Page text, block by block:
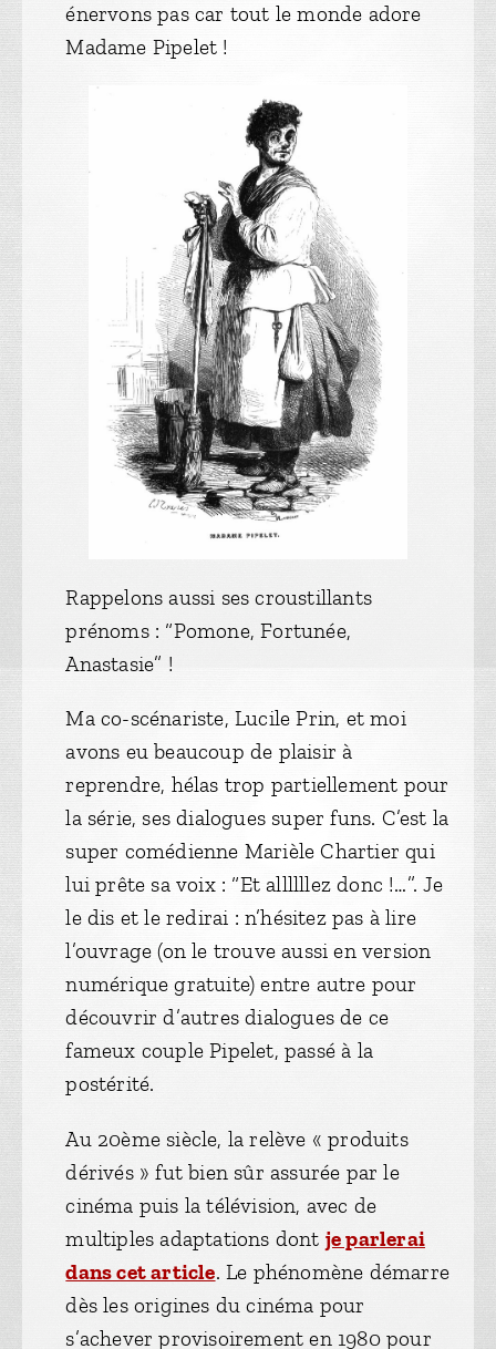
énervons pas car tout le monde adore
Madame Pipelet !
Rappelons aussi ses croustillants
prénoms : “Pomone, Fortunée,
Anastasie” !
Ma co-scénariste, Lucile Prin, et moi
avons eu beaucoup de plaisir à
reprendre, hélas trop partiellement pour
la série, ses dialogues super funs. C’est la
super comédienne Marièle Chartier qui
lui prête sa voix : “Et allllllez donc !…”. Je
le dis et le redirai : n’hésitez pas à lire
l’ouvrage (on le trouve aussi en version
numérique gratuite) entre autre pour
découvrir d’autres dialogues de ce
fameux couple Pipelet, passé à la
postérité.
Au 20ème siècle, la relève « produits
dérivés » fut bien sûr assurée par le
cinéma puis la télévision, avec de
multiples adaptations dont je parlerai
dans cet article. Le phénomène démarre
dès les origines du cinéma pour
s’achever provisoirement en 1980 pour